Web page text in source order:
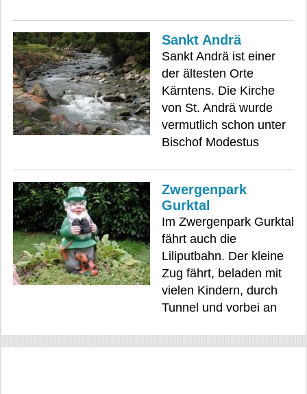
Sankt Andrä
Sankt Andrä ist einer
der ältesten Orte
Kärntens. Die Kirche
von St. Andrä wurde
vermutlich schon unter
Bischof Modestus
Zwergenpark
Gurktal
Im Zwergenpark Gurktal
fährt auch die
Liliputbahn. Der kleine
Zug fährt, beladen mit
vielen Kindern, durch
Tunnel und vorbei an